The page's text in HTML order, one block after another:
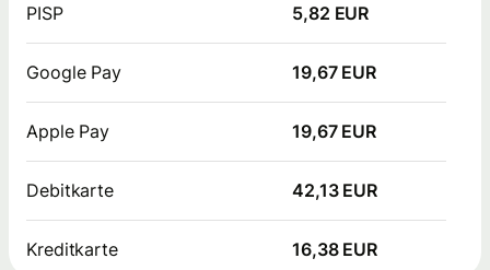
PISP 5,82 EUR
Google Pay 19,67 EUR
Apple Pay 19,67 EUR
Debitkarte 42,13 EUR
Kreditkarte 16,38 EUR